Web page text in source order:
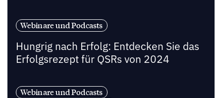
Webinare und Podcasts
Hungrig nach Erfolg: Entdecken Sie das
Erfolgsrezept für QSRs von 2024
Webinare und Podcasts